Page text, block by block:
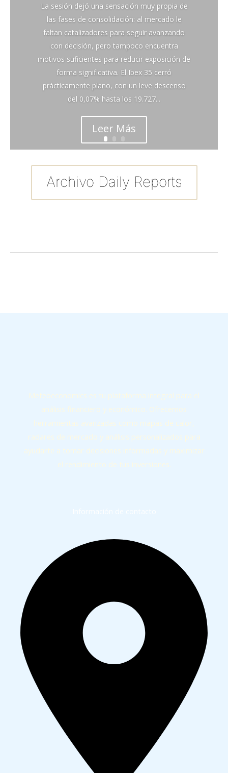
La sesión dejó una sensación muy propia de
las fases de consolidación: al mercado le
faltan catalizadores para seguir avanzando
con decisión, pero tampoco encuentra
motivos suficientes para reducir exposición de
forma significativa. El Ibex 35 cerró
prácticamente plano, con un leve descenso
del 0,07% hasta los 19.727...
Leer Más
Archivo Daily Reports
Meteoeconomics es tu plataforma integral para el
análisis financiero y económico. Ofrecemos
herramientas avanzadas como mapas de calor,
radares de mercado y análisis personalizados para
ayudarte a tomar decisiones informadas y maximizar
el rendimiento de tus inversiones.